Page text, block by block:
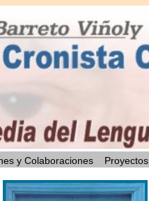
y Colaboraciones Proyectos